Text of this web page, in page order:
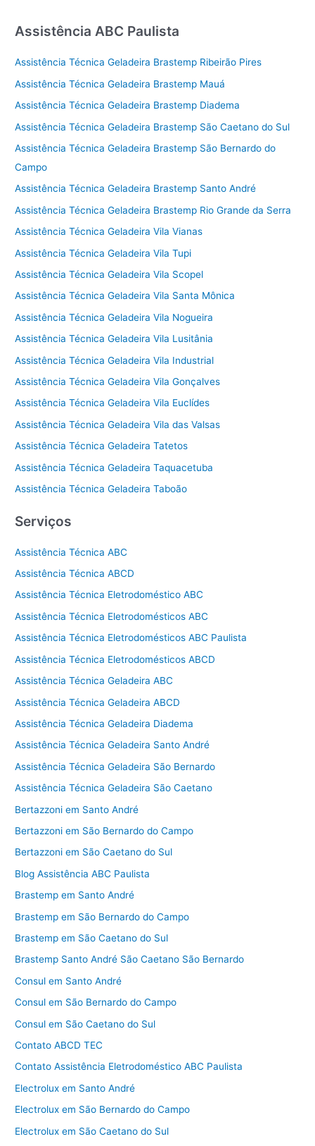
Assistência ABC Paulista
Assistência Técnica Geladeira Brastemp Ribeirão Pires
Assistência Técnica Geladeira Brastemp Mauá
Assistência Técnica Geladeira Brastemp Diadema
Assistência Técnica Geladeira Brastemp São Caetano do Sul
Assistência Técnica Geladeira Brastemp São Bernardo do
Campo
Assistência Técnica Geladeira Brastemp Santo André
Assistência Técnica Geladeira Brastemp Rio Grande da Serra
Assistência Técnica Geladeira Vila Vianas
Assistência Técnica Geladeira Vila Tupi
Assistência Técnica Geladeira Vila Scopel
Assistência Técnica Geladeira Vila Santa Mônica
Assistência Técnica Geladeira Vila Nogueira
Assistência Técnica Geladeira Vila Lusitânia
Assistência Técnica Geladeira Vila Industrial
Assistência Técnica Geladeira Vila Gonçalves
Assistência Técnica Geladeira Vila Euclídes
Assistência Técnica Geladeira Vila das Valsas
Assistência Técnica Geladeira Tatetos
Assistência Técnica Geladeira Taquacetuba
Assistência Técnica Geladeira Taboão
Serviços
Assistência Técnica ABC
Assistência Técnica ABCD
Assistência Técnica Eletrodoméstico ABC
Assistência Técnica Eletrodomésticos ABC
Assistência Técnica Eletrodomésticos ABC Paulista
Assistência Técnica Eletrodomésticos ABCD
Assistência Técnica Geladeira ABC
Assistência Técnica Geladeira ABCD
Assistência Técnica Geladeira Diadema
Assistência Técnica Geladeira Santo André
Assistência Técnica Geladeira São Bernardo
Assistência Técnica Geladeira São Caetano
Bertazzoni em Santo André
Bertazzoni em São Bernardo do Campo
Bertazzoni em São Caetano do Sul
Blog Assistência ABC Paulista
Brastemp em Santo André
Brastemp em São Bernardo do Campo
Brastemp em São Caetano do Sul
Brastemp Santo André São Caetano São Bernardo
Consul em Santo André
Consul em São Bernardo do Campo
Consul em São Caetano do Sul
Contato ABCD TEC
Contato Assistência Eletrodoméstico ABC Paulista
Electrolux em Santo André
Electrolux em São Bernardo do Campo
Electrolux em São Caetano do Sul